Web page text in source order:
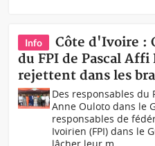
Info
Côte d'Ivoire :
du FPI de Pascal Affi
rejettent dans les
Des responsables du
Anne Ouloto dans le
responsables de
Ivoirien (FPI) dans le